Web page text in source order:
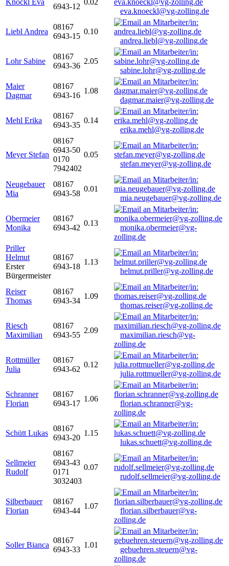
Knöckl Eva
6943-12
0.02
eva.knoeckl@vg-zolling.de
Liebl Andrea
08167
6943-15
0.10
andrea.liebl@vg-zolling.de
Lohr Sabine
08167
6943-36
2.05
sabine.lohr@vg-zolling.de
Maier
Dagmar
08167
6943-16
1.08
dagmar.maier@vg-zolling.de
Mehl Erika
08167
6943-35
0.14
erika.mehl@vg-zolling.de
Meyer Stefan
08167
6943-50
0170
7942402
0.05
stefan.meyer@vg-zolling.de
Neugebauer
Mia
08167
6943-58
0.01
mia.neugebauer@vg-zolling.de
Obermeier
Monika
08167
6943-42
0.13
monika.obermeier@vg-
zolling.de
Priller
Helmut
Erster
Bürgermeister
08167
6943-18
1.13
helmut.priller@vg-zolling.de
Reiser
Thomas
08167
6943-34
1.09
thomas.reiser@vg-zolling.de
Riesch
Maximilian
08167
6943-55
2.09
maximilian.riesch@vg-
zolling.de
Rottmüller
Julia
08167
6943-62
0.12
julia.rottmueller@vg-zolling.de
Schranner
Florian
08167
6943-17
1.06
florian.schranner@vg-
zolling.de
Schütt Lukas
08167
6943-20
1.15
lukas.schuett@vg-zolling.de
Sellmeier
Rudolf
08167
6943-43
0171
3032403
0.07
rudolf.sellmeier@vg-zolling.de
Silberbauer
Florian
08167
6943-44
1.07
florian.silberbauer@vg-
zolling.de
Soller Bianca
08167
6943-33
1.01
gebuehren.steuern@vg-
zolling.de